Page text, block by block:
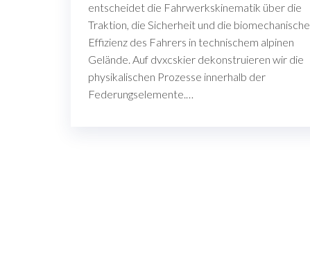
entscheidet die Fahrwerkskinematik über die
Traktion, die Sicherheit und die biomechanische
Effizienz des Fahrers in technischem alpinen
Gelände. Auf dvxcskier dekonstruieren wir die
physikalischen Prozesse innerhalb der
Federungselemente.…